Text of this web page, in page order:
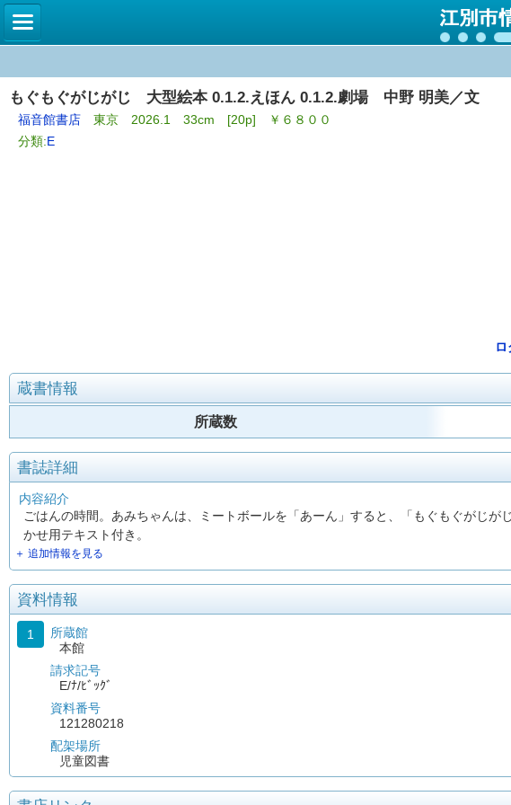
もぐもぐがじがじ 大型絵本 0.1.2.えほん 0.1.2.劇場 中野 明美／文
福音館書店 東京 2026.1 33cm [20p] ￥６８００
分類:E
蔵書情報
所蔵数
書誌詳細
内容紹介
ごはんの時間。あみちゃんは、ミートボールを「あーん」すると、「もぐもぐがじ
かせ用テキスト付き。
＋ 追加情報を見る
資料情報
1
所蔵館
本館
請求記号
E/ﾅ/ﾋﾞｯｸﾞ
資料番号
121280218
配架場所
児童図書